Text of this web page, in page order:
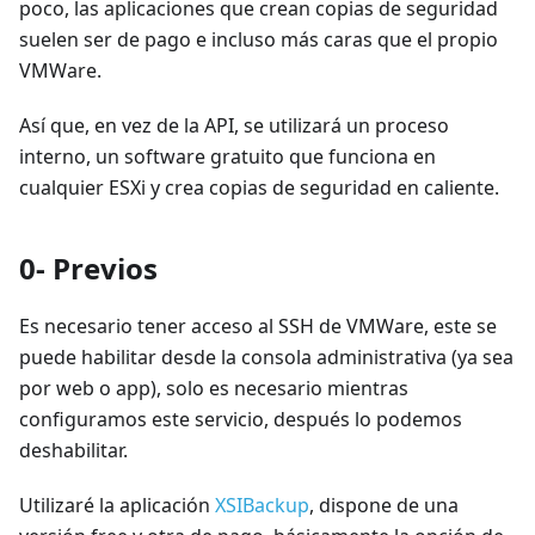
poco, las aplicaciones que crean copias de seguridad
suelen ser de pago e incluso más caras que el propio
VMWare.
Así que, en vez de la API, se utilizará un proceso
interno, un software gratuito que funciona en
cualquier ESXi y crea copias de seguridad en caliente.
0- Previos
Es necesario tener acceso al SSH de VMWare, este se
puede habilitar desde la consola administrativa (ya sea
por web o app), solo es necesario mientras
configuramos este servicio, después lo podemos
deshabilitar.
Utilizaré la aplicación XSIBackup, dispone de una